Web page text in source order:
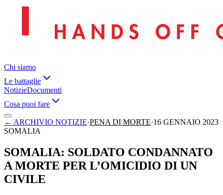
Chi siamo
Le battaglie
NotizieDocumenti
Cosa puoi fare
← ARCHIVIO NOTIZIE·PENA DI MORTE·16 GENNAIO 2023
SOMALIA
SOMALIA: SOLDATO CONDANNATO
A MORTE PER L’OMICIDIO DI UN
CIVILE